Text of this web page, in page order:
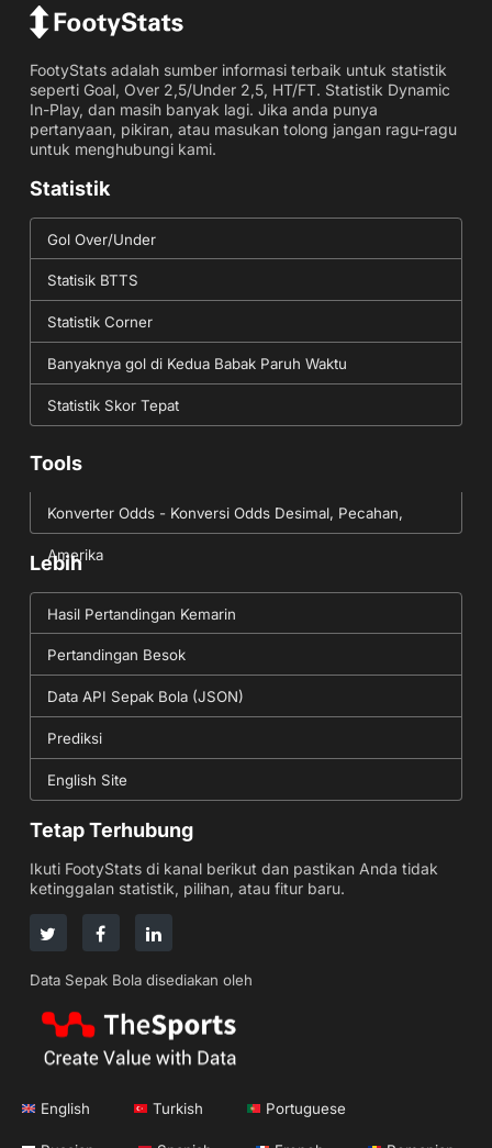
FootyStats adalah sumber informasi terbaik untuk statistik
seperti Goal, Over 2,5/Under 2,5, HT/FT. Statistik Dynamic
In-Play, dan masih banyak lagi. Jika anda punya
pertanyaan, pikiran, atau masukan tolong jangan ragu-ragu
untuk menghubungi kami.
Statistik
Gol Over/Under
Statisik BTTS
Statistik Corner
Banyaknya gol di Kedua Babak Paruh Waktu
Statistik Skor Tepat
Tools
Konverter Odds - Konversi Odds Desimal, Pecahan,
Amerika
Lebih
Hasil Pertandingan Kemarin
Pertandingan Besok
Data API Sepak Bola (JSON)
Prediksi
English Site
Tetap Terhubung
Ikuti FootyStats di kanal berikut dan pastikan Anda tidak
ketinggalan statistik, pilihan, atau fitur baru.
Data Sepak Bola disediakan oleh
English Turkish Portuguese